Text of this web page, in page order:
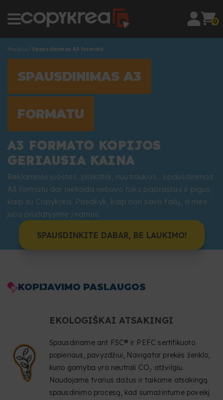
0
Pradžia Spausdinimas A3 formatu
SPAUSDINIMAS A3
FORMATU
A3 FORMATO KOPIJOS
GERIAUSIA KAINA
Reklaminės juostos, plakatai, nuotraukos… spausdinimas
A3 formatu dar niekada nebuvo toks paprastas ir pigus,
kaip su Copykrea. Pasakyk, kaip nori savo failų, o mes
juos pristatysime į namus.
SPAUSDINKITE DABAR, BE LAUKIMO!
KOPIJAVIMO PASLAUGOS
EKOLOGIŠKAI ATSAKINGI
Spausdiname ant FSC® ir PEFC sertifikuoto
popieriaus, pavyzdžiui, Navigator prekės ženklo,
kurio gamyba yra neutrali CO₂ atžvilgiu.
Naudojame tvarius dažus ir taikome atsakingą
spausdinimo procesą, kad sumažintume poveikį